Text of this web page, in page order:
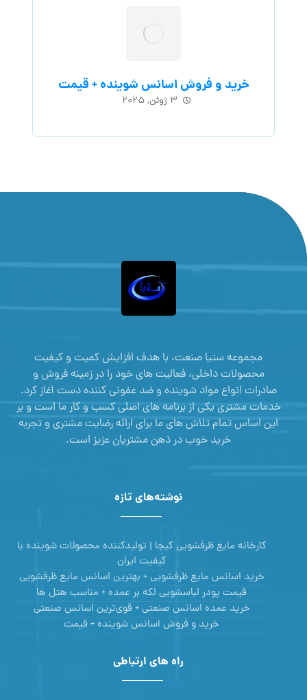
خرید و فروش اسانس شوینده + قیمت
۳ ژوئن, ۲۰۲۵
مجموعه ستیا صنعت، با هدف افزایش کمیت و کیفیت
محصولات داخلی، فعالیت های خود را در زمینه فروش و
صادرات انواع مواد شوینده و ضد عفونی کننده دست آغاز کرد.
خدمات مشتری یکی از برنامه های اصلی کسب و کار ما است و بر
این اساس تمام تلاش های ما برای ارائه رضایت مشتری و تجربه
خرید خوب در ذهن مشتریان عزیز است.
نوشته‌های تازه
کارخانه مایع ظرفشویی کیجا | تولیدکننده محصولات شوینده با
کیفیت ایران
خرید اسانس مایع ظرفشویی + بهترین اسانس مایع ظرفشویی
قیمت پودر لباسشویی لکه بر عمده + مناسب هتل ها
خرید عمده اسانس صنعتی + قوی‌ترین اسانس‌ صنعتی
خرید و فروش اسانس شوینده + قیمت
راه های ارتباطی